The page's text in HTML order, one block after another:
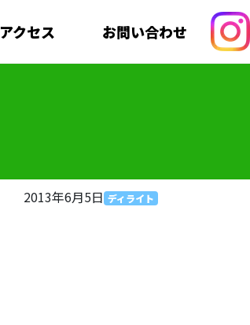
アクセス お問い合わせ
2013年6月5日 ディライト